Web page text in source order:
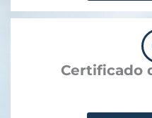
Certificado